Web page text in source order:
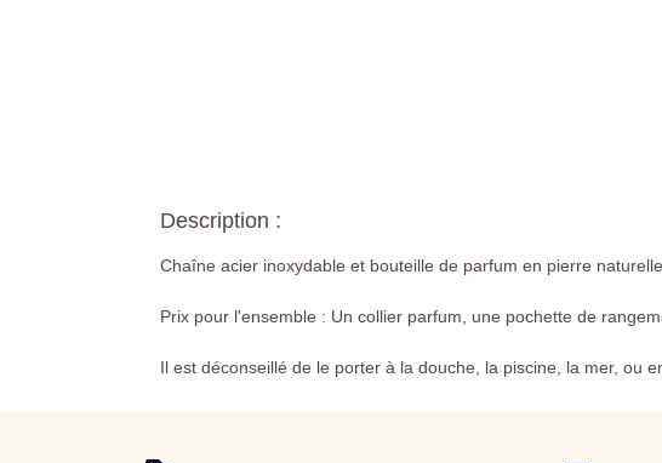
Description :
Chaîne acier inoxydable et bouteille de parfum en pierre
Prix pour l'ensemble : Un collier parfum, une pochette de
Il est déconseillé de le porter à la douche, la piscine, la mer, ou